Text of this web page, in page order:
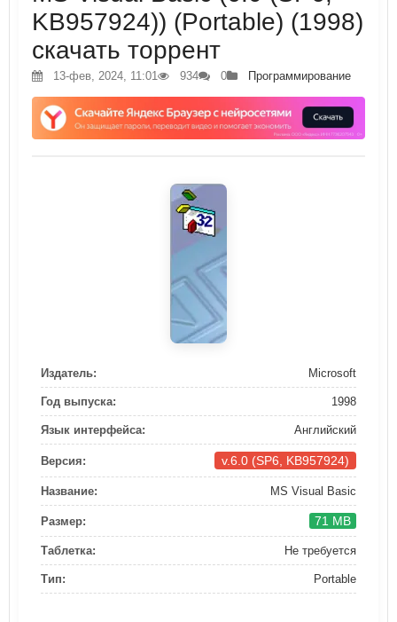
KB957924)) (Portable) (1998)
скачать торрент
13-фев, 2024, 11:01 934 0 Программирование
Издатель: Microsoft
Год выпуска: 1998
Язык интерфейса: Английский
Версия: v.6.0 (SP6, KB957924)
Название: MS Visual Basic
Размер: 71 MB
Таблетка: Не требуется
Тип: Portable